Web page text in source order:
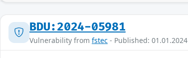
BDU:2024-05981
Vulnerability from fstec - Published: 01.01.2024